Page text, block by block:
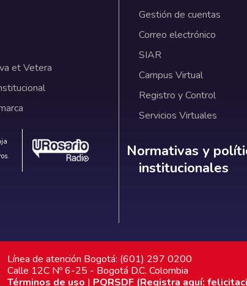
et Vetera
Gestión de cuentas
Correo electrónico
SIAR
Campus Virtual
Registro y Control
Servicios Virtuales
Normativas y
Normativas y
institucionales
Línea de atención Bogotá: (601) 297 0200
Calle 12C Nº 6-25 - Bogotá D.C. Colombia
Términos de uso | PQRSDF (Registra aquí: